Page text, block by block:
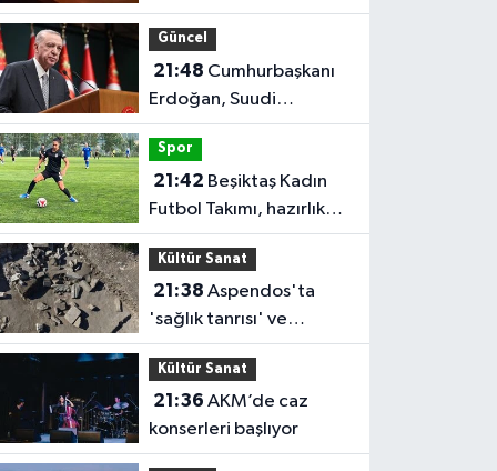
peşe patlamalar paniğe
neden oldu
Güncel
21:48
Erdoğan, Suudi
Arabistan'ı ziyaret
edecek
Spor
21:42
Futbol Takımı, hazırlık
maçında FOMGET'i 3-1
mağlup etti
Kültür Sanat
21:38
'sağlık tanrısı' ve
oğlunun heykeli bulundu
Kültür Sanat
21:36
konserleri başlıyor